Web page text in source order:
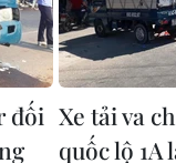
đối Xe tải va
quốc lộ 1A